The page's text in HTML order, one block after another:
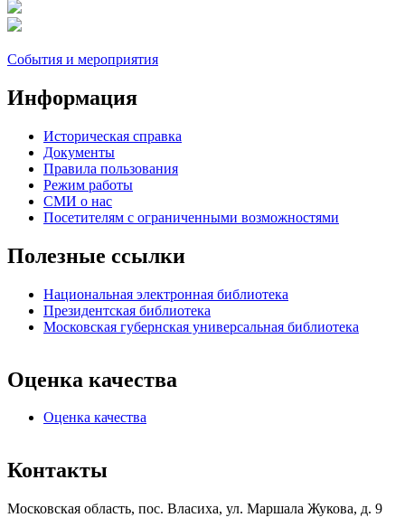
События и мероприятия
Информация
Историческая справка
Документы
Правила пользования
Режим работы
СМИ о нас
Посетителям с ограниченными возможностями
Полезные ссылки
Национальная электронная библиотека
Президентская библиотека
Московская губернская универсальная библиотека
Оценка качества
Оценка качества
Контакты
Московская область, пос. Власиха, ул. Маршала Жукова, д. 9